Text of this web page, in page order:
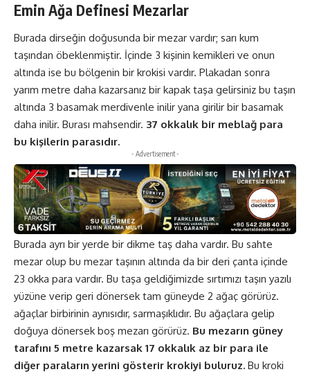
Emin Ağa Definesi Mezarlar
Burada dirseğin doğusunda bir mezar vardır; sarı kum
taşından öbeklenmiştir. İçinde 3 kişinin kemikleri ve onun
altında ise bu bölgenin bir krokisi vardır. Plakadan sonra
yarım metre daha kazarsanız bir kapak taşa gelirsiniz bu taşın
altında 3 basamak merdivenle inilir yana girilir bir basamak
daha inilir. Burası mahsendir. 37 okkalık bir meblağ para
bu kişilerin parasıdır.
- Advertisement -
Burada ayrı bir yerde bir dikme taş daha vardır. Bu sahte
mezar olup bu mezar taşının altında da bir deri çanta içinde
23 okka para vardır. Bu taşa geldiğimizde sırtımızı taşın yazılı
yüzüne verip geri dönersek tam güneyde 2 ağaç görürüz.
ağaçlar birbirinin aynısıdır, sarmaşıklıdır. Bu ağaçlara gelip
doğuya dönersek boş mezarı görürüz. Bu mezarın güney
tarafını 5 metre kazarsak 17 okkalık az bir para ile
diğer paraların yerini gösterir krokiyi buluruz. Bu kroki